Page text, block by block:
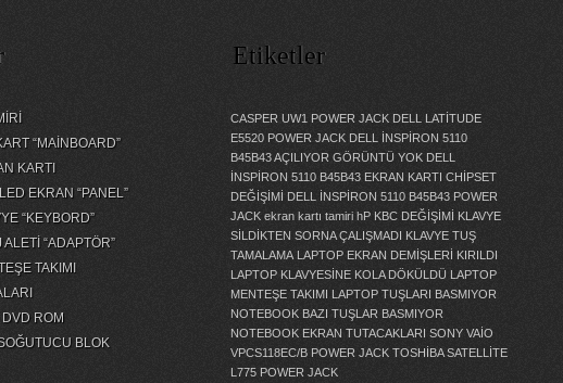
“MAİNBOARD”
KARTI
EKRAN “PANEL”
“KEYBORD”
“ADAPTÖR”
TAKIMI
ROM
BLOK
Etiketler
CASPER UW1 POWER JACK DELL LATİTUDE
E5520 POWER JACK DELL İNSPİRON 5110
B45B43 AÇILIYOR GÖRÜNTÜ YOK DELL
İNSPİRON 5110 B45B43 EKRAN KARTI CHİPSET
DEĞİŞİMİ
DELL İNSPİRON 5110 B45B43 POWER
JACK ekran kartı tamiri hP KBC DEĞİŞİMİ
KLAVYE
SİLDİKTEN SORNA ÇALIŞMADI
KLAVYE TUŞ
TAMALAMA
LAPTOP EKRAN DEMİŞLERİ KIRILDI
LAPTOP KLAVYESİNE KOLA DÖKÜLDÜ
LAPTOP
MENTEŞE TAKIMI
LAPTOP TUŞLARI BASMIYOR
NOTEBOOK BAZI TUŞLAR BASMIYOR
NOTEBOOK EKRAN TUTACAKLARI SONY VAİO
VPCS118EC/B POWER JACK TOSHİBA SATELLİTE
L775 POWER JACK